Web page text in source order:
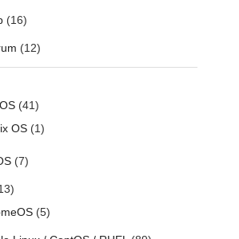
(16)
(12)
(41)
OS(1)
(7)
(5)